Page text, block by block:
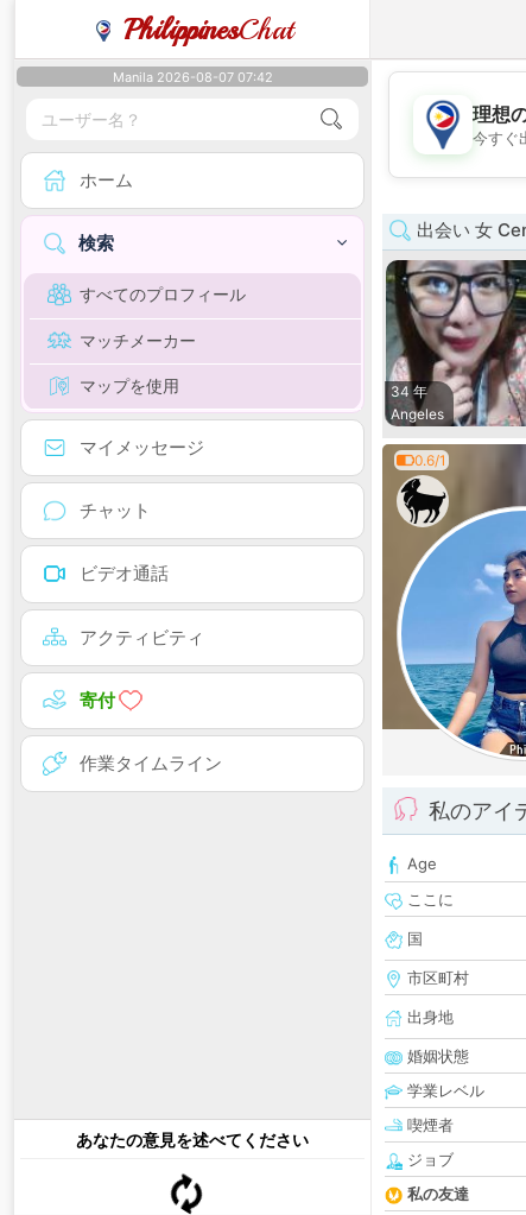
PhilippinesChat
Manila 2026-08-07 07:42
ホーム
検索
すべてのプロフィール
マッチメーカー
マップを使用
マイメッセージ
チャット
ビデオ通話
アクティビティ
寄付
作業タイムライン
あなたの意見を述べてください
理想
今すぐ
出会い 女
34 年
Angeles
0.6/1
私のアイ
Age
ここに
国
市区町村
出身地
婚姻状態
学業レベル
喫煙者
ジョブ
私の友達